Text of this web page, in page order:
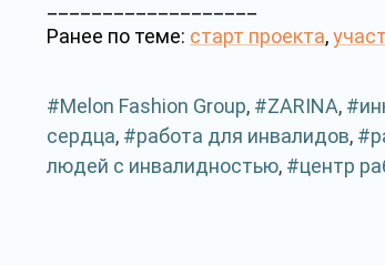
Ранее по теме: старт проекта,
Melon Fashion Group, ZARINA,
сердца, работа для инвалидов,
людей с инвалидностью, центр